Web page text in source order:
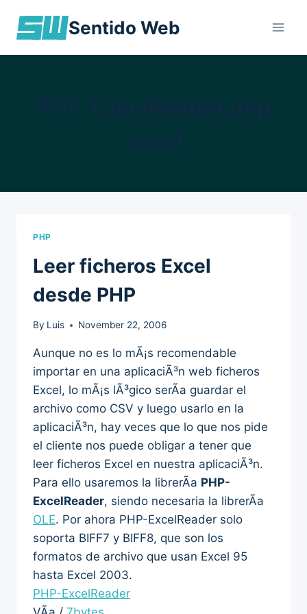
Sentido Web
PHP
Leer ficheros Excel
desde PHP
By Luis November 22, 2006
Aunque no es lo mÃ¡s recomendable
importar en una aplicaciÃ³n web ficheros
Excel, lo mÃ¡s lÃ³gico serÃ­a guardar el
archivo como CSV y luego usarlo en la
aplicaciÃ³n, hay veces que lo que nos pide
el cliente nos puede obligar a tener que
leer ficheros Excel en nuestra aplicaciÃ³n.
Para ello usaremos la librerÃ­a PHP-
ExcelReader, siendo necesaria la librerÃ­a
OLE. Por ahora PHP-ExcelReader solo
soporta BIFF7 y BIFF8, que son los
formatos de archivo que usan Excel 95
hasta Excel 2003.
PHP-ExcelReader